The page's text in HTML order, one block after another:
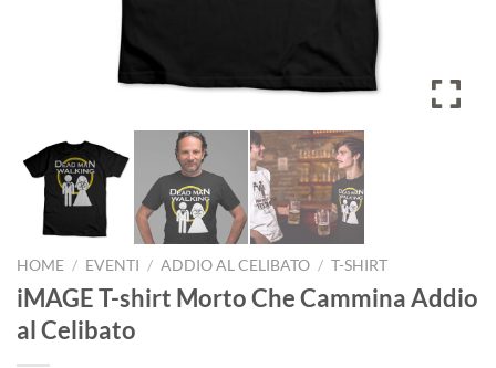
HOME / EVENTI / ADDIO AL CELIBATO / T-SHIRT
iMAGE T-shirt Morto Che Cammina Addio
al Celibato